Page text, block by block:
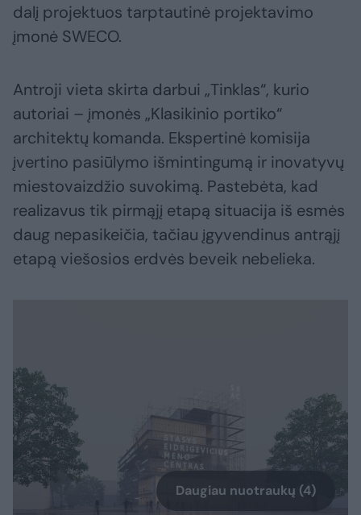
dalį projektuos tarptautinė projektavimo
įmonė SWECO.
Antroji vieta skirta darbui „Tinklas“, kurio
autoriai – įmonės „Klasikinio portiko“
architektų komanda. Ekspertinė komisija
įvertino pasiūlymo išmintingumą ir inovatyvų
miestovaizdžio suvokimą. Pastebėta, kad
realizavus tik pirmąjį etapą situacija iš esmės
daug nepasikeičia, tačiau įgyvendinus antrąjį
etapą viešosios erdvės beveik nebelieka.
Daugiau nuotraukų (4)